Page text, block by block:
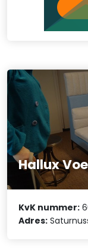
Hallux
KvK nummer:
Adres: